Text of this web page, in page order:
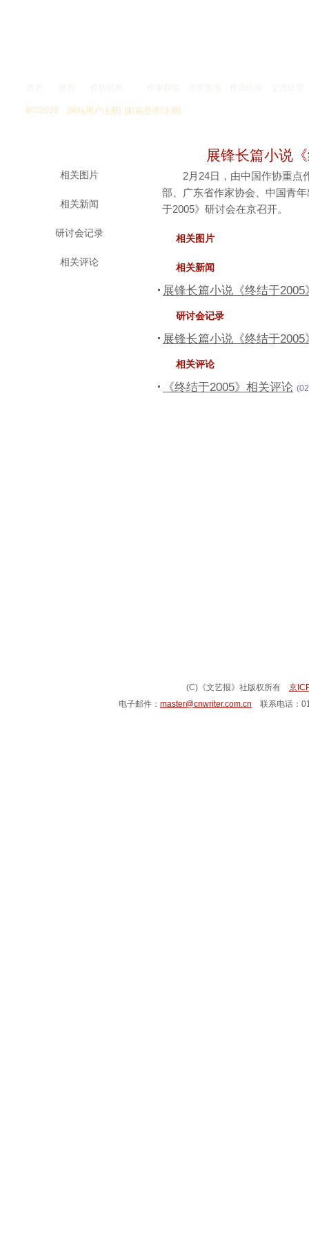
8/7/2026 [网站用户注册] [邮箱登录/注册]
相关图片
相关新闻
研讨会记录
相关评论
展锋长篇小说
2月24日，由中国作协重点
部、广东省作家协会、中国青
于2005》研讨会在京召开。
相关图片
相关新闻
展锋长篇小说《终结于
研讨会记录
展锋长篇小说《终结于
相关评论
《终结于2005》相关评论
(C)《文艺报》社版权所有 京
电子邮件： master@cnwriter.com.cn 联系电话：